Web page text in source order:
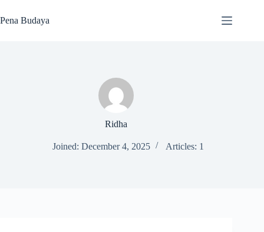
to
content
Pena Budaya
Ridha
Joined: December 4, 2025 Articles: 1